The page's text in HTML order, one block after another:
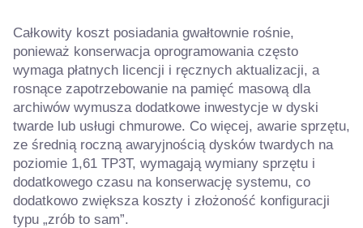
Całkowity koszt posiadania gwałtownie rośnie,
ponieważ konserwacja oprogramowania często
wymaga płatnych licencji i ręcznych aktualizacji, a
rosnące zapotrzebowanie na pamięć masową dla
archiwów wymusza dodatkowe inwestycje w dyski
twarde lub usługi chmurowe. Co więcej, awarie sprzętu,
ze średnią roczną awaryjnością dysków twardych na
poziomie 1,61 TP3T, wymagają wymiany sprzętu i
dodatkowego czasu na konserwację systemu, co
dodatkowo zwiększa koszty i złożoność konfiguracji
typu „zrób to sam”.